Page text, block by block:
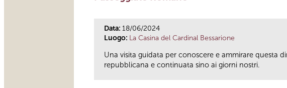
Data: 18/06/2024
Luogo: La Casina del Cardinal Bessarione
Una visita guidata per conoscere e ammirare questa
repubblicana e continuata sino ai giorni nostri.